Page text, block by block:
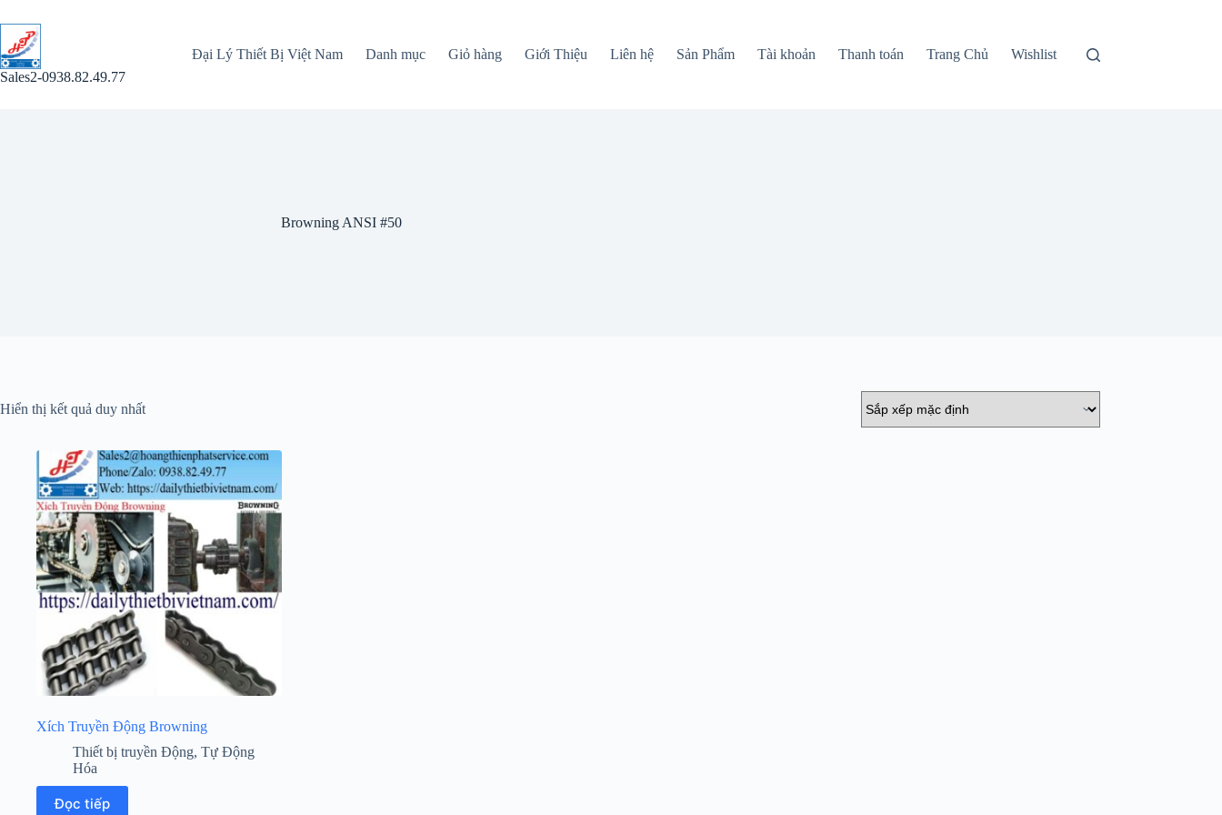
đến
phần
nội
dung
Sales2-0938.82.49.77
Đại Lý Thiết Bị Việt Nam Danh mục Giỏ hàng Giới Thiệu Liên hệ Sản Phẩm Tài khoản Thanh toán Trang Chủ Wishlist
Browning ANSI #50
Hiển thị kết quả duy nhất
Xích Truyền Động Browning
Thiết bị truyền Động, Tự Động
Hóa
Đọc tiếp